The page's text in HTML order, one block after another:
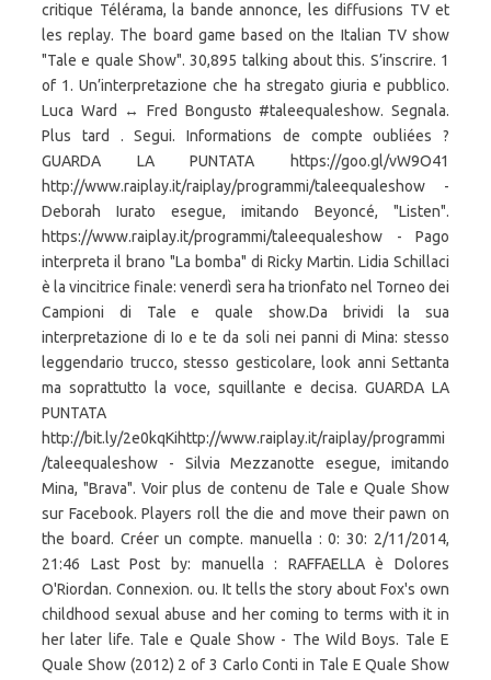
critique Télérama, la bande annonce, les diffusions TV et
les replay. The board game based on the Italian TV show
"Tale e quale Show". 30,895 talking about this. S’inscrire. 1
of 1. Un’interpretazione che ha stregato giuria e pubblico.
Luca Ward ↔ Fred Bongusto #taleequaleshow. Segnala.
Plus tard . Segui. Informations de compte oubliées ?
GUARDA LA PUNTATA https://goo.gl/vW9O41
http://www.raiplay.it/raiplay/programmi/taleequaleshow -
Deborah Iurato esegue, imitando Beyoncé, "Listen".
https://www.raiplay.it/programmi/taleequaleshow - Pago
interpreta il brano "La bomba" di Ricky Martin. Lidia Schillaci
è la vincitrice finale: venerdì sera ha trionfato nel Torneo dei
Campioni di Tale e quale show.Da brividi la sua
interpretazione di Io e te da soli nei panni di Mina: stesso
leggendario trucco, stesso gesticolare, look anni Settanta
ma soprattutto la voce, squillante e decisa. GUARDA LA
PUNTATA
http://bit.ly/2e0kqKihttp://www.raiplay.it/raiplay/programmi
/taleequaleshow - Silvia Mezzanotte esegue, imitando
Mina, "Brava". Voir plus de contenu de Tale e Quale Show
sur Facebook. Players roll the die and move their pawn on
the board. Créer un compte. manuella : 0: 30: 2/11/2014,
21:46 Last Post by: manuella : RAFFAELLA è Dolores
O'Riordan. Connexion. ou. It tells the story about Fox's own
childhood sexual abuse and her coming to terms with it in
her later life. Tale e Quale Show - The Wild Boys. Tale E
Quale Show (2012) 2 of 3 Carlo Conti in Tale E Quale Show